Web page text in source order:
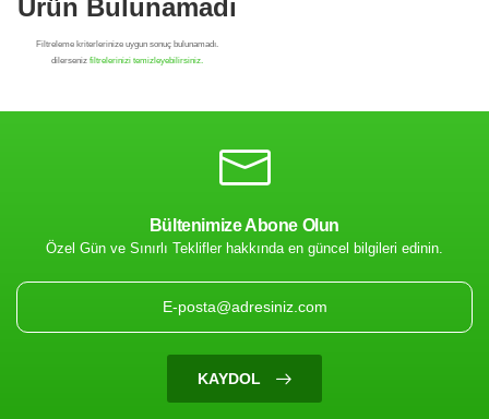
Filtrenize Uygun
Ürün Bulunamadı
Bültenimize Abone Olun
Özel Gün ve Sınırlı Teklifler hakkında en güncel bilgileri edinin.
KAYDOL